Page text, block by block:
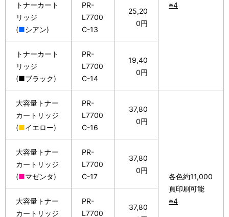
※4
トナーカート
リッジ
(■シアン)
PR-
L7700
C-13
25,20
0円
トナーカート
リッジ
(■ブラック)
PR-
L7700
C-14
19,40
0円
大容量トナー
カートリッジ
(■イエロー)
PR-
L7700
C-16
37,80
0円
各色約11,000
頁印刷可能
※4
大容量トナー
カートリッジ
(■マゼンタ)
PR-
L7700
C-17
37,80
0円
大容量トナー
カートリッジ
PR-
L7700
37,80